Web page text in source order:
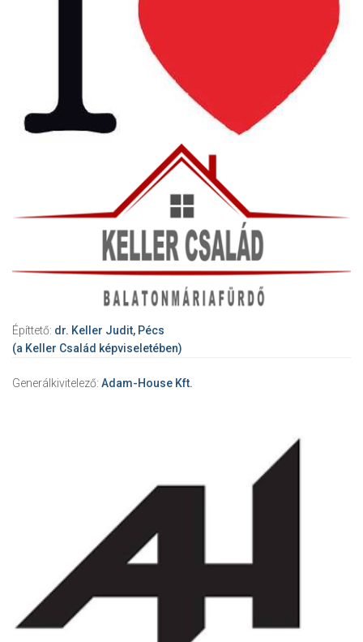
Építtető: dr. Keller Judit, Pécs
(a Keller Család képviseletében)
Generálkivitelező: Adam-House Kft.